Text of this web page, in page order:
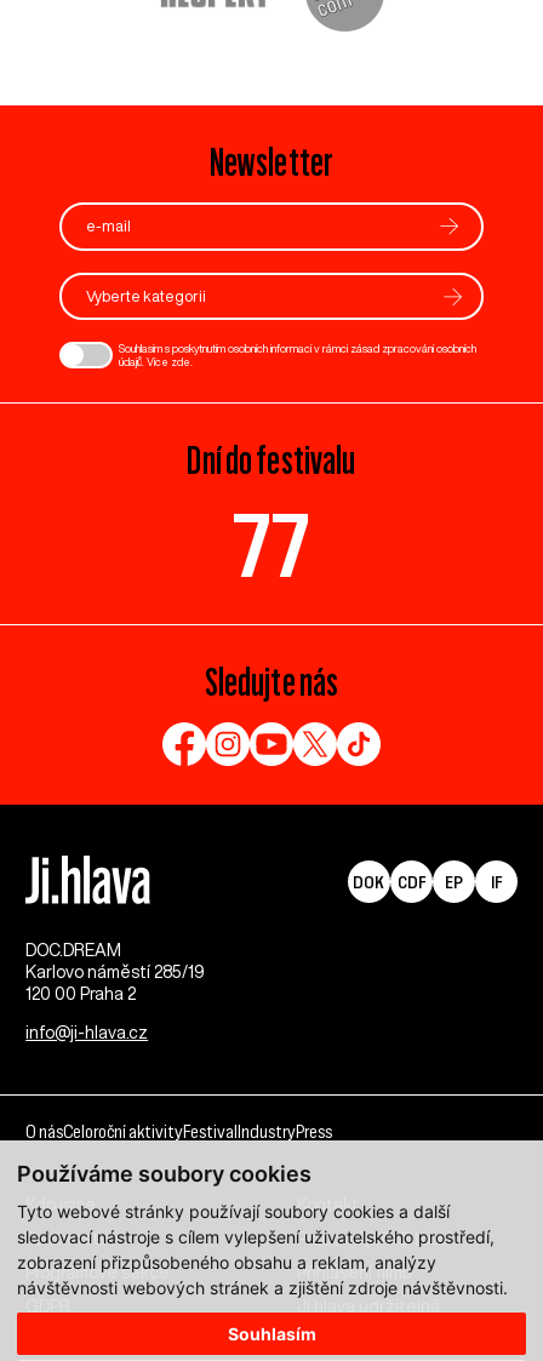
Používáme soubory cookies
Tyto webové stránky používají soubory cookies a další
sledovací nástroje s cílem vylepšení uživatelského prostředí,
zobrazení přizpůsobeného obsahu a reklam, analýzy
návštěvnosti webových stránek a zjištění zdroje návštěvnosti.
Souhlasím
Newsletter
Vyberte kategorii
Souhlasím s poskytnutím osobních informací v rámci zásad zpracování osobních
údajů. Více zde
Dní do festivalu
77
Sledujte nás
DOC.DREAM​
Karlovo náměstí 285/19
120 00 Praha 2
info@ji-hlava.cz
DOK CDF EP IF
O násCeloroční aktivityFestival IndustryPress
Kdo jsme
Kontakt
Partnerství
Pracovní příležitosti
Programové sekce
Přihlášení filmu